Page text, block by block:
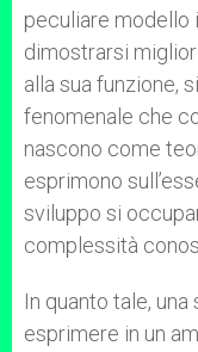
peculiare modello
dimostrarsi
alla sua funzione,
fenomenale che
nascono come
esprimono
sviluppo si
complessità
In quanto tale,
esprimere in un